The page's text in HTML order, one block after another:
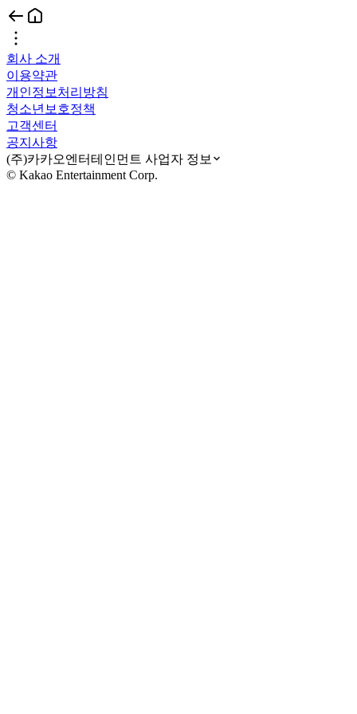
회사 소개
이용약관
개인정보처리방침
청소년보호정책
고객센터
공지사항
(주)카카오엔터테인먼트 사업자 정보
© Kakao Entertainment Corp.